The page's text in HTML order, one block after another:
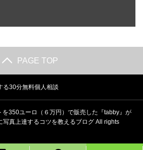
PAGE TOP
る30分無料個人相談
を350ユーロ（６万円）で販売した『tabby』が
写真上達するコツを教えるブログ All rights